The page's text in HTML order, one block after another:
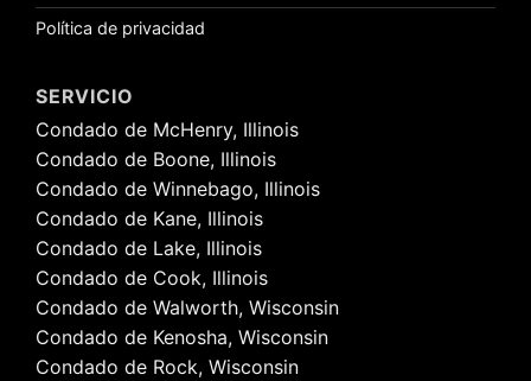
Política de privacidad
SERVICIO
Condado de McHenry, Illinois
Condado de Boone, Illinois
Condado de Winnebago, Illinois
Condado de Kane, Illinois
Condado de Lake, Illinois
Condado de Cook, Illinois
Condado de Walworth, Wisconsin
Condado de Kenosha, Wisconsin
Condado de Rock, Wisconsin